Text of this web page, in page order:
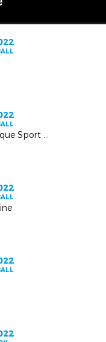
Journée Paralympique Sport Adapté LAGRAVE